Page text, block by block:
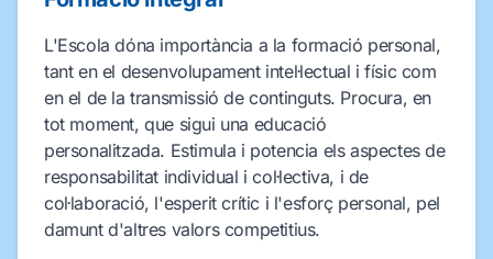
L'Escola dóna importància a la formació personal,
tant en el desenvolupament intel·lectual i físic com
en el de la transmissió de continguts. Procura, en
tot moment, que sigui una educació
personalitzada. Estimula i potencia els aspectes de
responsabilitat individual i col·lectiva, i de
col·laboració, l'esperit crític i l'esforç personal, pel
damunt d'altres valors competitius.